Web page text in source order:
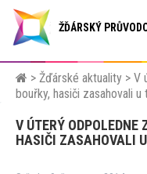
ŽĎÁRSKÝ
> Žďárské aktuality > V
bouřky, hasiči zasahovali
V ÚTERÝ ODPOLEDNE
HASIČI ZASAHOVALI